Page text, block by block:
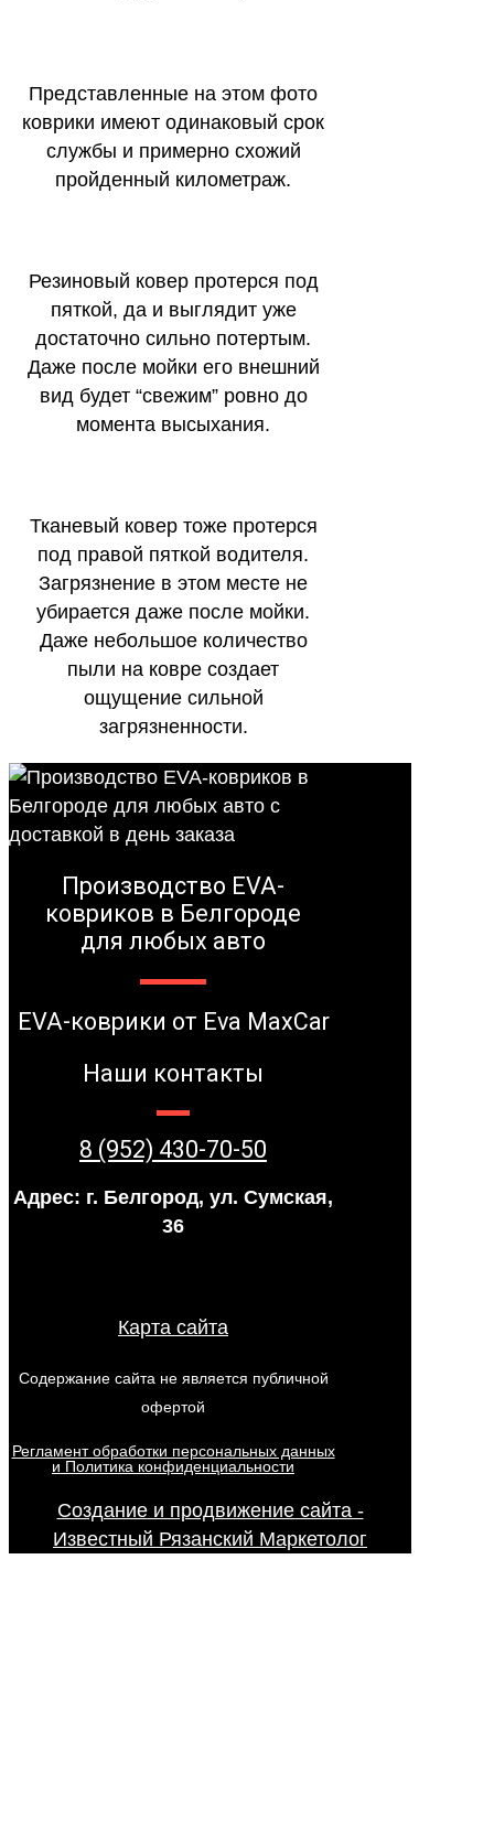
Представленные на этом фото
коврики имеют одинаковый срок
службы и примерно схожий
пройденный километраж.
Резиновый ковер протерся под
пяткой, да и выглядит уже
достаточно сильно потертым.
Даже после мойки его внешний
вид будет “свежим” ровно до
момента высыхания.
Тканевый ковер тоже протерся
под правой пяткой водителя.
Загрязнение в этом месте не
убирается даже после мойки.
Даже небольшое количество
пыли на ковре создает
ощущение сильной
загрязненности.
Производство EVA-
ковриков в Белгороде
для любых авто
EVA-коврики от Eva MaxCar
Наши контакты
8 (952) 430-70-50
Адрес: г. Белгород, ул. Сумская,
36
Карта сайта
Содержание сайта не является публичной
офертой
Регламент обработки персональных данных
и Политика конфиденциальности
Создание и продвижение сайта -
Известный Рязанский Маркетолог